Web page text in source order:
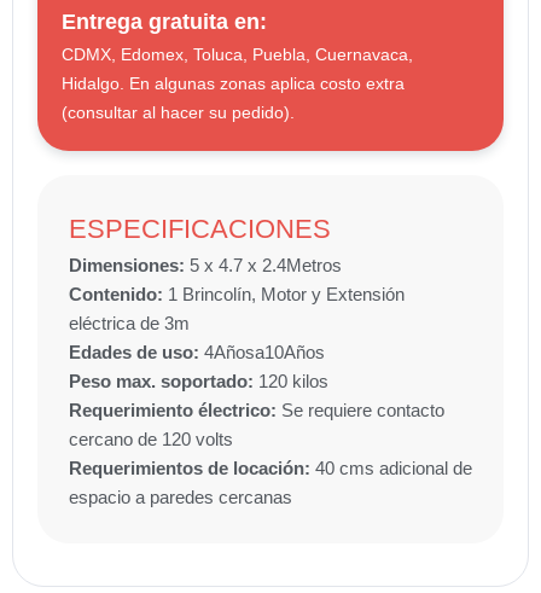
Entrega gratuita en:
CDMX, Edomex, Toluca, Puebla, Cuernavaca,
Hidalgo. En algunas zonas aplica costo extra
(consultar al hacer su pedido).
ESPECIFICACIONES
Dimensiones: 5 x 4.7 x 2.4Metros
Contenido: 1 Brincolín, Motor y Extensión
eléctrica de 3m
Edades de uso: 4Añosa10Años
Peso max. soportado: 120 kilos
Requerimiento électrico: Se requiere contacto
cercano de 120 volts
Requerimientos de locación: 40 cms adicional de
espacio a paredes cercanas